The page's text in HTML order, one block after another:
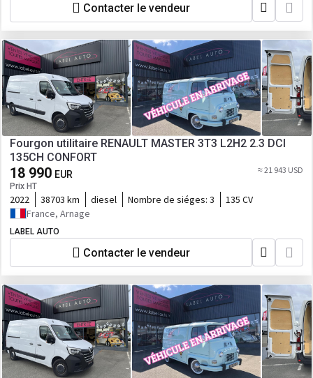
Contacter le vendeur
Fourgon utilitaire RENAULT MASTER 3T3 L2H2 2.3 DCI
135CH CONFORT
18 990 EUR
Prix HT
≈ 21 943 USD
2022 38703 km diesel Nombre de siéges: 3
135 CV
France, Arnage
LABEL AUTO
Contacter le vendeur